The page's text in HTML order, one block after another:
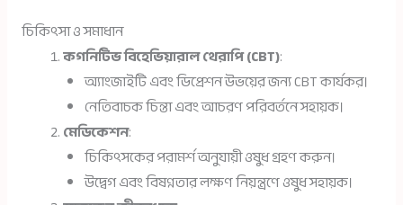
চিকিৎসা ও সমাধান
কগনিটিভ বিহেভিয়ারাল থেরাপি (CBT):
অ্যাংজাইটি এবং ডিপ্রেশন উভয়ের জন্য CBT কার্যকর।
নেতিবাচক চিন্তা এবং আচরণ পরিবর্তনে সহায়ক।
মেডিকেশন:
চিকিৎসকের পরামর্শ অনুযায়ী ওষুধ গ্রহণ করুন।
উদ্বেগ এবং বিষণ্নতার লক্ষণ নিয়ন্ত্রণে ওষুধ সহায়ক।